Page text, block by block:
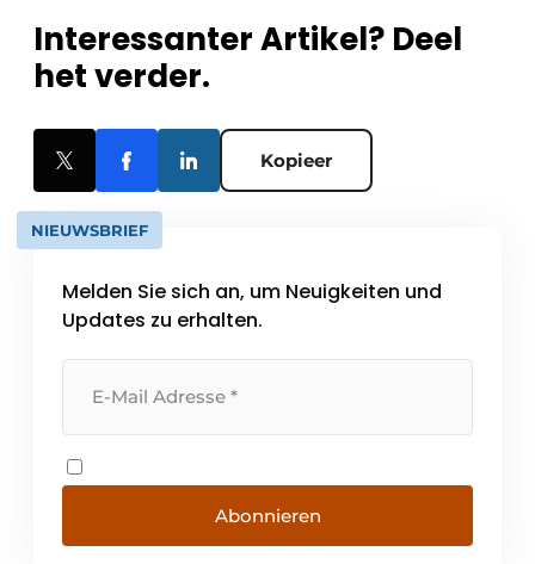
Interessanter Artikel? Deel
het verder.
Kopieer
NIEUWSBRIEF
Melden Sie sich an, um Neuigkeiten und
Updates zu erhalten.
Abonnieren